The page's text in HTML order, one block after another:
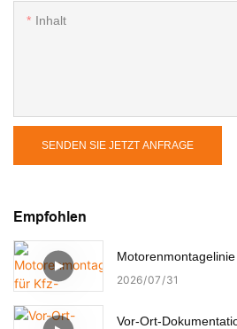
Inhalt
SENDEN SIE JETZT ANFRAGE
Empfohlen
2026 07 31
Vor-Ort-